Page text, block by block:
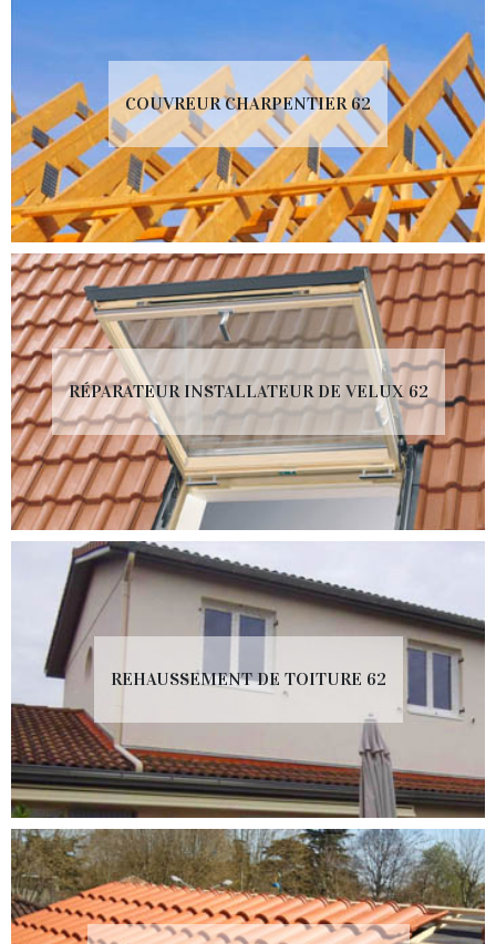
COUVREUR CHARPENTIER 62
RÉPARATEUR INSTALLATEUR DE VELUX 62
REHAUSSEMENT DE TOITURE 62